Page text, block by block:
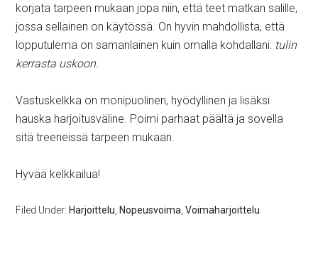
korjata tarpeen mukaan jopa niin, että teet matkan salille,
jossa sellainen on käytössä. On hyvin mahdollista, että
lopputulema on samanlainen kuin omalla kohdallani: tulin
kerrasta uskoon.
Vastuskelkka on monipuolinen, hyödyllinen ja lisäksi
hauska harjoitusväline. Poimi parhaat päältä ja sovella
sitä treeneissä tarpeen mukaan.
Hyvää kelkkailua!
Filed Under: Harjoittelu Nopeusvoima ,Voimaharjoittelu